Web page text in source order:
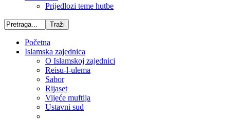
Prijedlozi teme hutbe
Početna
Islamska zajednica
O Islamskoj zajednici
Reisu-l-ulema
Sabor
Rijaset
Vijeće muftija
Ustavni sud